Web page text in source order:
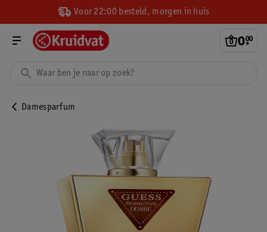
Voor 22:00 besteld, morgen in huis
0.
00
Damesparfum